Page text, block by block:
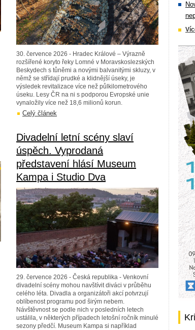
30. července 2026 - Hradec Králové – Výrazně
rozšířené koryto řeky Lomné v Moravskoslezských
Beskydech s tůněmi a novými balvanitými skluzy, v
němž se střídají prudké a klidnější úseky, je
výsledek revitalizace více než půlkilometrového
úseku. Lesy ČR na ni s podporou Evropské unie
vynaložily více než 18,6 milionů korun.
Celý článek
Divadelní letní scény slaví
úspěch. Vyprodaná
představení hlásí Museum
Kampa i Studio Dva
29. července 2026 - Česká republika - Venkovní
divadelní scény mohou navštívit diváci v průběhu
celého léta. Divadla a organizátoři akcí potvrzují
oblíbenost programu pod širým nebem.
Návštěvnost se podle nich v posledních letech
ustálila, v některých případech letošní ročník minulé
sezony předčí. Museum Kampa si například